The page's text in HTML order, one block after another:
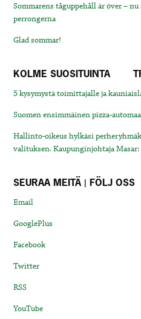
Sommarens tåguppehåll är över –
perrongerna
Glad sommar!
KOLME SUOSITUINTA
5 kysymystä toimittajalle ja
Suomen ensimmäinen pizza-
Hallinto-oikeus hylkäsi
valituksen. Kaupunginjohtaja Masar:
SEURAA MEITÄ | FÖLJ OSS
Email
GooglePlus
Facebook
Twitter
RSS
YouTube